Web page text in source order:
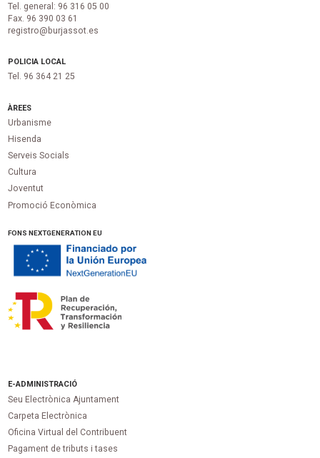
Tel. general: 96 316 05 00
Fax. 96 390 03 61
registro@burjassot.es
POLICIA LOCAL
Tel. 96 364 21 25
ÀREES
Urbanisme
Hisenda
Serveis Socials
Cultura
Joventut
Promoció Econòmica
FONS NEXTGENERATION EU
E-ADMINISTRACIÓ
Seu Electrònica Ajuntament
Carpeta Electrònica
Oficina Virtual del Contribuent
Pagament de tributs i tases